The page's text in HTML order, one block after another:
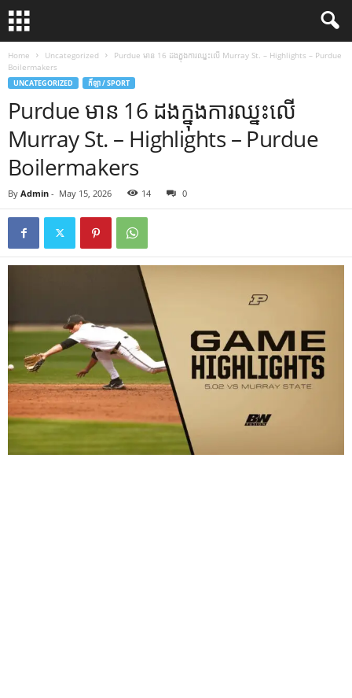
Home Uncategorized
Purdue មាន 16 ដងក្នុងការឈ្នះលើ Murray St. – Highlights – Purdue
Boilermakers
UNCATEGORIZED កីឡា / SPORT
Purdue មាន 16 ដងក្នុងការឈ្នះលើ
Murray St. – Highlights – Purdue
Boilermakers
By Admin - May 15, 2026 14 0